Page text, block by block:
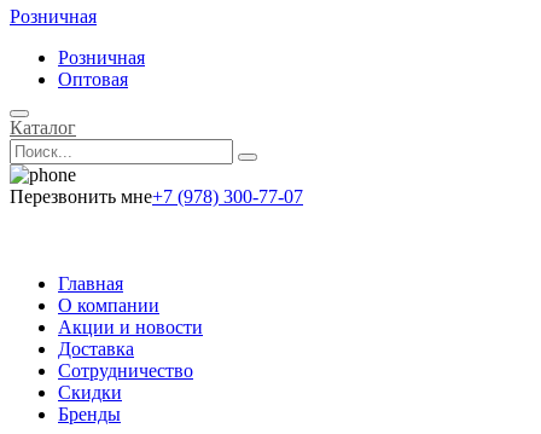
Розничная
Розничная
Оптовая
Каталог
Перезвонить мне+7 (978) 300-77-07
Главная
О компании
Акции и новости
Доставка
Сотрудничество
Скидки
Бренды